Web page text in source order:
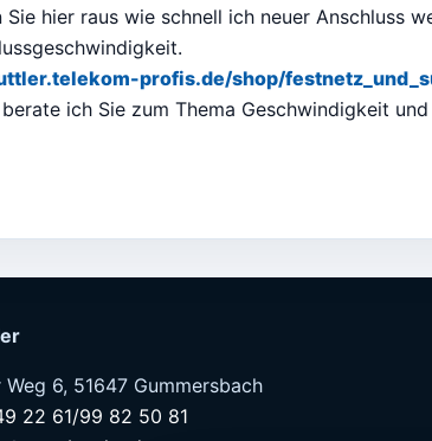
Sie hier raus wie schnell ich neuer Anschluss
profis.de/shop/
berate ich Sie zum Thema Geschwindigkeit
Weg 6, 51647 Gummersbach
22 61/99 82 50 81